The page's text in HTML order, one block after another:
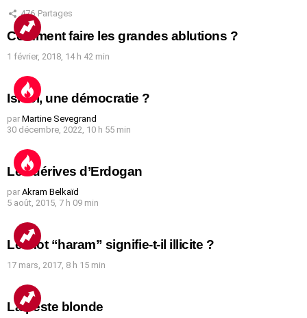
476 Partages
Comment faire les grandes ablutions ?
1 février, 2018, 14 h 42 min
Israël, une démocratie ?
par Martine Sevegrand
30 décembre, 2022, 10 h 55 min
Les dérives d’Erdogan
par Akram Belkaïd
5 août, 2015, 7 h 09 min
Le mot “haram” signifie-t-il illicite ?
17 mars, 2017, 8 h 15 min
La peste blonde